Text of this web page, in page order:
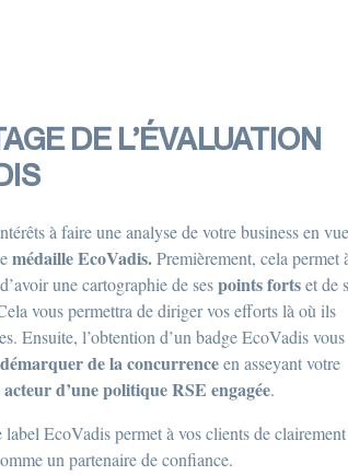
DE L’ÉVALUATION
à faire une analyse de votre business en
médaille EcoVadis.Premièrement, cela permet
une cartographie de sespoints fortset de
vous permettra de diriger vos efforts là où ils
Ensuite, l’obtention d’un badge EcoVadis vous
de la concurrenceen asseyant votre
acteur d’une politique RSE engagée.
EcoVadis permet à vos clients de clairement
un partenaire de confiance.